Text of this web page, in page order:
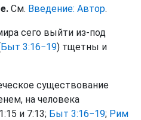
См. Введение: Автор.
сего выйти из-под
Быт 3:16−19) тщетны и
существование
на человека
и 7:13; Быт 3:16−19; Рим